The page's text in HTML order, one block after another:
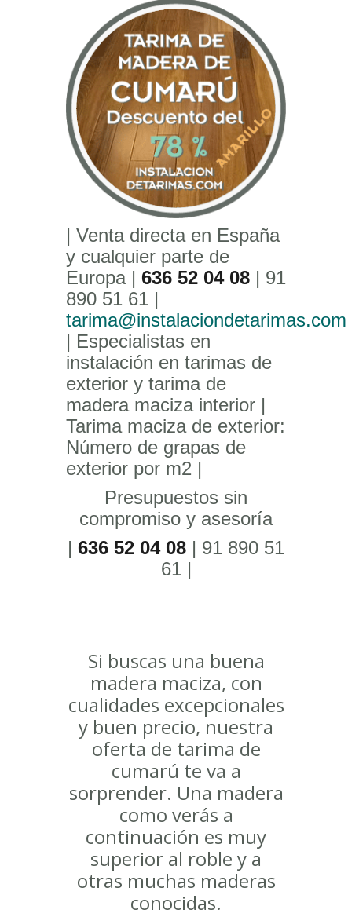
| Venta directa en España
y cualquier parte de
Europa | 636 52 04 08 | 91
890 51 61 |
tarima@instalaciondetarimas.com
| Especialistas en
instalación en tarimas de
exterior y tarima de
madera maciza interior |
Tarima maciza de exterior:
Número de grapas de
exterior por m2 |
Presupuestos sin
compromiso y asesoría
| 636 52 04 08 | 91 890 51
61 |
Si buscas una buena
madera maciza, con
cualidades excepcionales
y buen precio, nuestra
oferta de tarima de
cumarú te va a
sorprender. Una madera
como verás a
continuación es muy
superior al roble y a
otras muchas maderas
conocidas.